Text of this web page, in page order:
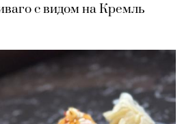
с видом на Кремль